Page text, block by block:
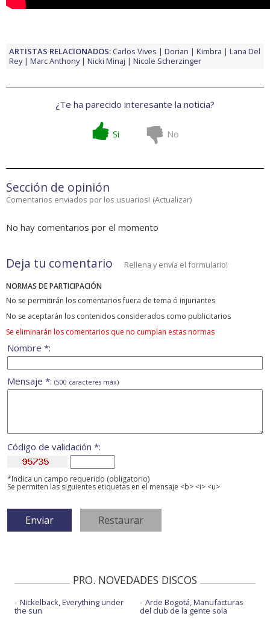
ARTISTAS RELACIONADOS:Carlos Vives Dorian Kimbra
Lana Del
Rey
Marc Anthony Nicki Minaj Nicole Scherzinger
¿Te ha parecido interesante la noticia?
Si No
Sección de opinión
Comentarios enviados por los usuarios! (Actualizar)
No hay comentarios por el momento
Deja tu comentario Rellena y envía el formulario!
NORMAS DE PARTICIPACIÓN
No se permitirán los comentarios fuera de tema ó injuriantes
No se aceptarán los contenidos considerados como publicitarios
Se eliminarán los comentarios que no cumplan estas normas
Nombre *:
Mensaje *: (500 caracteres máx)
Código de validación *:
*Indica un campo requerido (obligatorio)
Se permiten las siguientes etiquetas en el mensaje <b> <i> <u>
PRO. NOVEDADES DISCOS
Nickelback, Everything under
the sun
Arde Bogotá, Manufacturas
del club de la gente sola